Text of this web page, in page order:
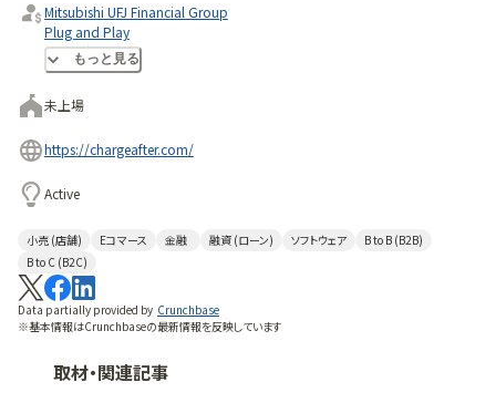
Mitsubishi UFJ Financial Group
Plug and Play
株式会社三菱ＵＦＪ銀行
もっと見る
未上場
https://chargeafter.com/
Active
小売 (店舗) Eコマース 金融 融資 (ローン) ソフトウェア
B to B (B2B)
B to C (B2C)
Data partially provided by Crunchbase
※基本情報はCrunchbaseの最新情報を反映しています
取材・関連記事